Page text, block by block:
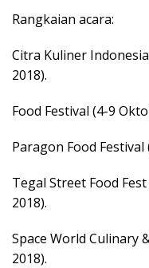
Rangkaian acara:
Citra Kuliner
2018).
Food Festival (4-9
Paragon Food
Tegal Street Food
2018).
Space World Culinary
2018).